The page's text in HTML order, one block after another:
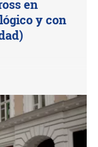
en
y con